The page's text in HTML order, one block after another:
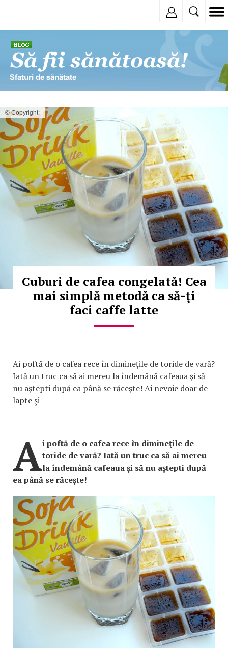
© Copyright:
Cuburi de cafea congelată! Cea
mai simplă metodă ca să-ţi
faci caffe latte
Ai poftă de o cafea rece în dimineţile de toride de vară?
Iată un truc ca să ai mereu la îndemână cafeaua şi să
nu aştepti după ea până se răceşte! Ai nevoie doar de
lapte şi
Ai poftă de o cafea rece în dimineţile de
toride de vară? Iată un truc ca să ai mereu
la îndemână cafeaua şi să nu aştepti după
ea până se răceşte!